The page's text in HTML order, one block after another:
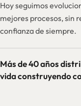
Hoy seguimos
mejores procesos, sin
confianza de siempre.
Más de 40 años
vida construyendo